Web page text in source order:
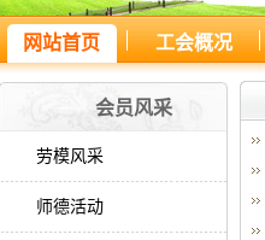
网站首页 工会概况
会员风采
劳模风采
师德活动